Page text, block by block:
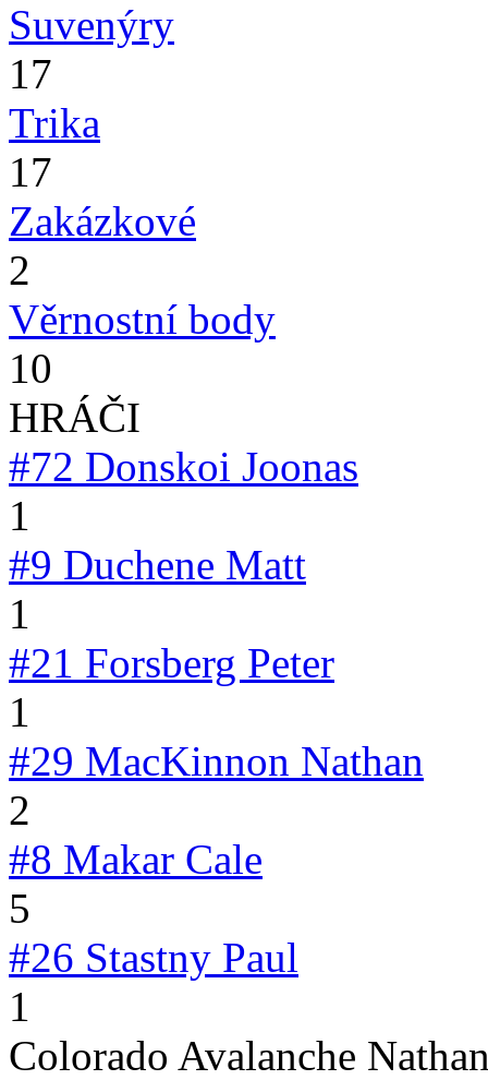
Suvenýry
17
Trika
17
Zakázkové
2
Věrnostní body
10
HRÁČI
#72 Donskoi Joonas
1
#9 Duchene Matt
1
#21 Forsberg Peter
1
#29 MacKinnon Nathan
2
#8 Makar Cale
5
#26 Stastny Paul
1
Colorado Avalanche